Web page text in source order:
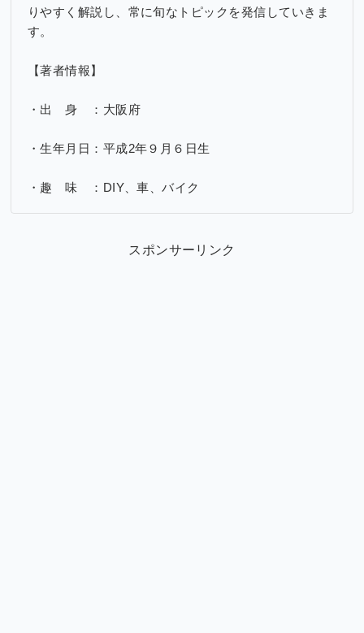
りやすく解説し、常に旬なトピックを発信していきま
す。
【著者情報】
・出 身 ：大阪府
・生年月日：平成2年９月６日生
・趣 味 ：DIY、車、バイク
スポンサーリンク